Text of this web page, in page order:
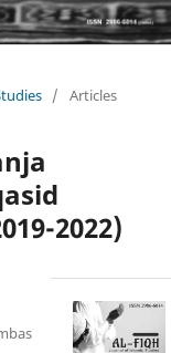
/ Articles
2022)